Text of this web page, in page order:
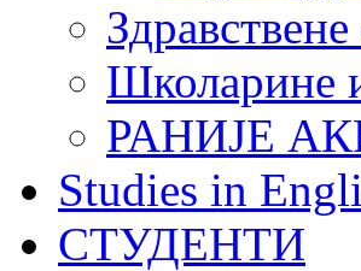
Школарине
РАНИЈЕ
Studies in
СТУДЕНТИ